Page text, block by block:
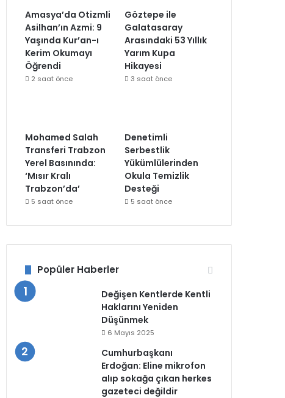
Amasya’da Otizmli
Asilhan’ın Azmi: 9
Yaşında Kur’an-ı
Kerim Okumayı
Öğrendi
2 saat önce
Göztepe ile
Galatasaray
Arasındaki 53 Yıllık
Yarım Kupa
Hikayesi
3 saat önce
Mohamed Salah
Transferi Trabzon
Yerel Basınında:
‘Mısır Kralı
Trabzon’da’
5 saat önce
Denetimli
Serbestlik
Yükümlülerinden
Okula Temizlik
Desteği
5 saat önce
Popüler Haberler
Değişen Kentlerde Kentli
Haklarını Yeniden
Düşünmek
6 Mayıs 2025
Cumhurbaşkanı
Erdoğan: Eline mikrofon
alıp sokağa çıkan herkes
gazeteci değildir